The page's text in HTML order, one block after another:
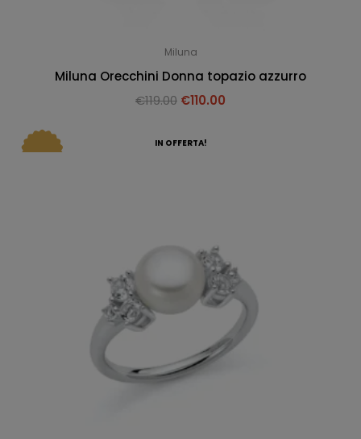
Miluna
Miluna Orecchini Donna topazio azzurro
€119.00 €110.00
IN OFFERTA!